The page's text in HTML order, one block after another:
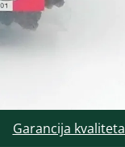
Garancija kvaliteta